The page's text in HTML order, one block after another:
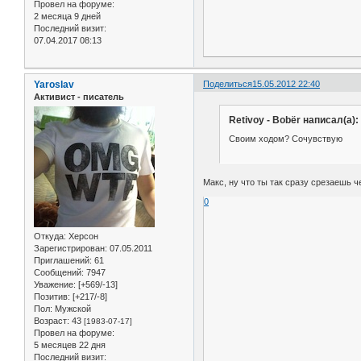
Провел на форуме:
2 месяца 9 дней
Последний визит:
07.04.2017 08:13
Поделиться15.05.2012 22:40
Yaroslav
Активист - писатель
Откуда: Херсон
Зарегистрирован: 07.05.2011
Приглашений: 61
Сообщений: 7947
Уважение: [+569/-13]
Позитив: [+217/-8]
Пол: Мужской
Возраст: 43 [1983-07-17]
Провел на форуме:
5 месяцев 22 дня
Последний визит:
Retivoy - Bobёr написал(а):
Своим ходом? Сочувствую
Макс, ну что ты так сразу срезаешь
0